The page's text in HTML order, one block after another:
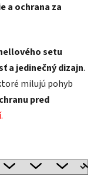
a ochrana za
setu
a jedinečný dizajn.
milujú pohyb
pred